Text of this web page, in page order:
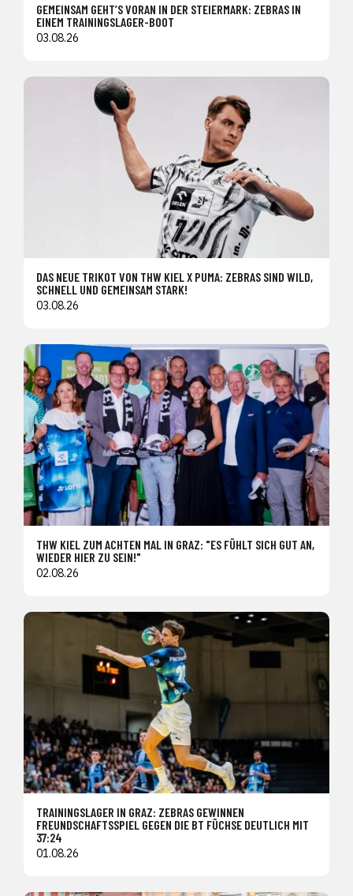
GEMEINSAM GEHT’S VORAN IN DER STEIERMARK: ZEBRAS IN
EINEM TRAININGSLAGER-BOOT
03.08.26
DAS NEUE TRIKOT VON THW KIEL X PUMA: ZEBRAS SIND WILD,
SCHNELL UND GEMEINSAM STARK!
03.08.26
THW KIEL ZUM ACHTEN MAL IN GRAZ: "ES FÜHLT SICH GUT AN,
WIEDER HIER ZU SEIN!"
02.08.26
TRAININGSLAGER IN GRAZ: ZEBRAS GEWINNEN
FREUNDSCHAFTSSPIEL GEGEN DIE BT FÜCHSE DEUTLICH MIT
37:24
01.08.26